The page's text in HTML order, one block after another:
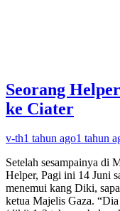
Seorang
ke Ciater
v-th1 tahun ago1 tahun
Setelah sesampainya di
Helper, Pagi ini 14 Juni
menemui kang Diki,
ketua Majelis Gaza.